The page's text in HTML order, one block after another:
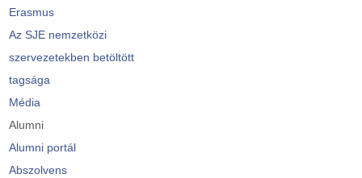
Erasmus
Az SJE nemzetközi
szervezetekben betöltött
tagsága
Média
Alumni
Alumni portál
Abszolvens